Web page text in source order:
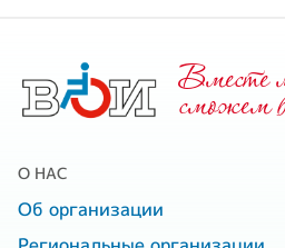
Вместе
cможем
О НАС
Об организации